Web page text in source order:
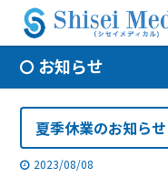
お知らせ
夏季休業のお知らせ
2023/08/08